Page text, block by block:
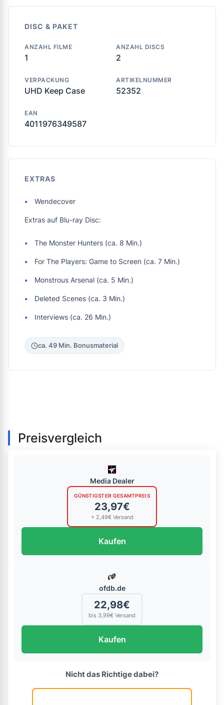
DISC & PAKET
ANZAHL FILME
1
ANZAHL DISCS
2
VERPACKUNG
UHD Keep Case
ARTIKELNUMMER
52352
EAN
4011976349587
EXTRAS
Wendecover
Extras auf Blu-ray Disc:
The Monster Hunters (ca. 8 Min.)
For The Players: Game to Screen (ca. 7 Min.)
Monstrous Arsenal (ca. 5 Min.)
Deleted Scenes (ca. 3 Min.)
Interviews (ca. 26 Min.)
ca. 49 Min. Bonusmaterial
Preisvergleich
Media Dealer
GÜNSTIGSTER GESAMTPREIS
23,97€
+ 2,49€ Versand
Kaufen
ofdb.de
22,98€
bis 3,99€ Versand
Kaufen
Nicht das Richtige dabei?